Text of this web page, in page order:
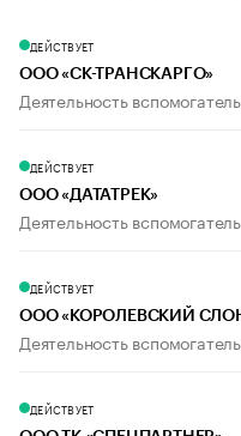
ДЕЙСТВУЕТ
ООО «СК-ТРАНСКАРГО»
Деятельность
ДЕЙСТВУЕТ
ООО «ДАТАТРЕК»
Деятельность
ДЕЙСТВУЕТ
ООО «КОРОЛЕВСКИЙ
Деятельность
ДЕЙСТВУЕТ